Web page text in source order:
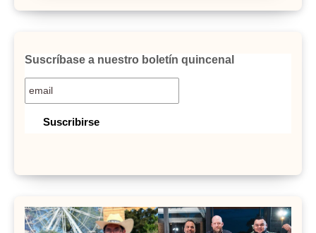
Suscríbase a nuestro boletín quincenal